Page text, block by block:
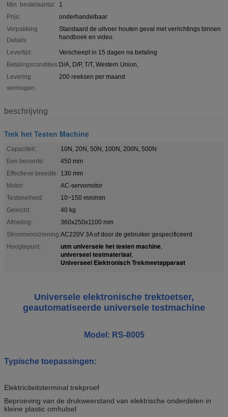
Min. bestelaantal:
1
Prijs:
onderhandelbaar
Verpakking
Details:
Standaard de uitvoer houten geval met verrichtings binnen
handboek en video.
Levertijd:
Verscheept in 15 dagen na betaling
Betalingscondities:D/A, D/P, T/T, Western Union,
Levering
vermogen:
200 reeksen per maand
beschrijving
Trek het Testen Machine
Capaciteit:
10N, 20N, 50N, 100N, 200N, 500N
Een beroerte:
450 mm
Effectieve breedte: 130 mm
Motor:
AC-servomotor
Testsnelheid:
10~150 mm/min
Gewicht:
40 kg
Afmeting:
360x250x1100 mm
Stroomvoorziening:AC220V 3A of door de gebruiker gespecificeerd
Hoogtepunt:
utm universele het testen machine,
universeel testmateriaal,
Universeel Elektronisch Trekmeetapparaat
Universele elektronische trektoetser,
geautomatiseerde universele testmachine
Model: RS-8005
Typische toepassingen:
Elektriciteitsterminal trekproef
Beproeving van de drukweerstand van elektrische onderdelen in
kleine plastic omhulsel